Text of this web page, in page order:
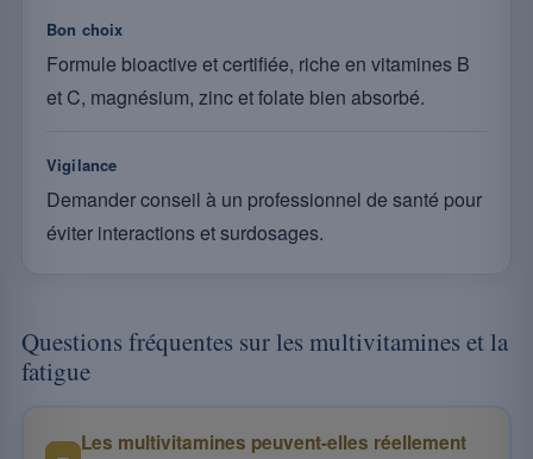
Bon choix
Formule bioactive et certifiée, riche en vitamines B
et C, magnésium, zinc et folate bien absorbé.
Vigilance
Demander conseil à un professionnel de santé pour
éviter interactions et surdosages.
Questions fréquentes sur les multivitamines et la
fatigue
Les multivitamines peuvent-elles réellement